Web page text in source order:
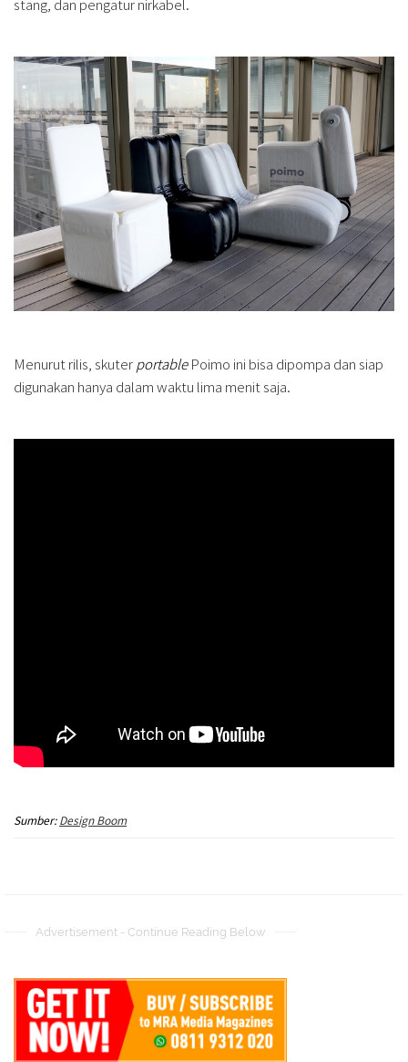
stang, dan pengatur nirkabel.
Menurut rilis, skuterportablePoimo ini bisa dipompa dan siap
digunakan hanya dalam waktu lima menit saja.
Sumber:Design Boom
Advertisement - Continue Reading Below